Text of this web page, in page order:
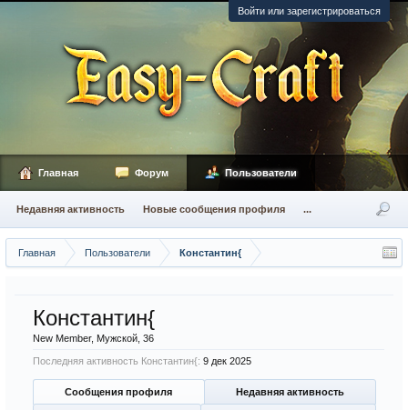
Войти или зарегистрироваться
Главная Пользователи Константин{
Константин{
New Member, Мужской, 36
Последняя активность Константин{: 9 дек 2025
Сообщения профиля Недавняя активность
Главная Форум Пользователи
Недавняя активность Новые сообщения профиля ...